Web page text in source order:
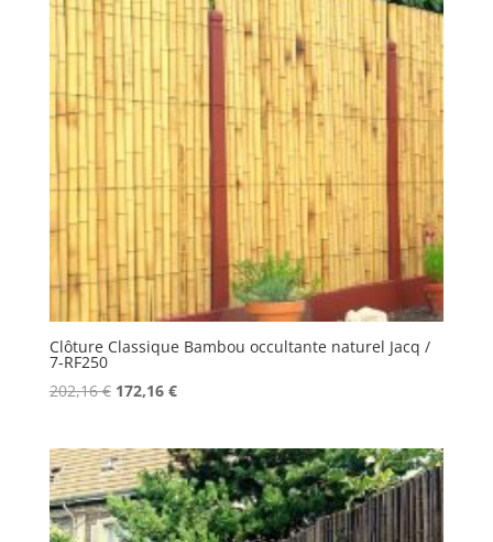
Clôture Classique Bambou occultante naturel Jacq /
7-RF250
202,16€ Le
était :
202,16 €.
172,16 €Le
est :
172,16 €.